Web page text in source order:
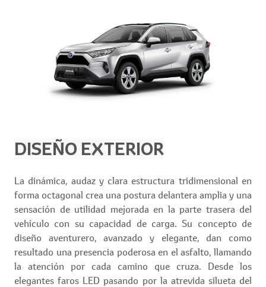
DISEÑO EXTERIOR
La dinámica, audaz y clara estructura tridimensional en
forma octagonal crea una postura delantera amplia y una
sensación de utilidad mejorada en la parte trasera del
vehículo con su capacidad de carga. Su concepto de
diseño aventurero, avanzado y elegante, dan como
resultado una presencia poderosa en el asfalto, llamando
la atención por cada camino que cruza. Desde los
elegantes faros LED pasando por la atrevida silueta del